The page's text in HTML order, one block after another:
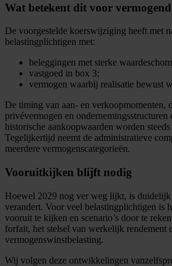
Wat betekent dit voor
De voorgestelde koerswijziging heeft met
belastingplichtigen met:
beleggingen met sterke
vastgoed in box 3;
vermogen waarbij realisatie bewust
De timing van aan- en verkoopmomenten,
privévermogen en ondernemingsstructuren
historische aankoopwaarden worden
Tegelijkertijd neemt de administratieve
meerdere vermogenscategorieën.
Vooruitkijken blijft nodig
Hoewel 2029 nog ver weg lijkt, is duidelijk
verandert. Voor veel belastingplichtigen is
vooruit te kijken en scenario’s door te
forfait, het stelsel van werkelijk rendement
vermogenswinstbelasting.
Wij volgen deze ontwikkelingen